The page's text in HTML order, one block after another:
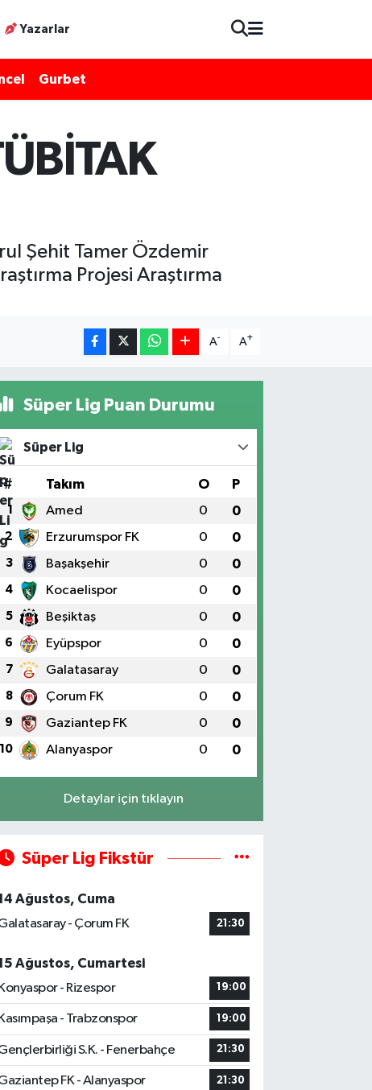
Yazarlar
Gurbet
Şehit Tamer Özdemir
Projesi Araştırma
A- A+
Süper Lig Puan Durumu
Süper Lig
# Takım O P
1 Amed 0 0
2 Erzurumspor FK 0 0
3 Başakşehir 0 0
4 Kocaelispor 0 0
5 Beşiktaş 0 0
6 Eyüpspor 0 0
7 Galatasaray 0 0
8 Çorum FK 0 0
9 Gaziantep FK 0 0
10 Alanyaspor 0 0
Detaylar için tıklayın
Süper Lig Fikstür
Ağustos, Cuma
- Çorum FK
21:30
Ağustos, Cumartesi
Konyaspor - Rizespor
19:00
Kasımpaşa - Trabzonspor 19:00
S.K. - Fenerbahçe 21:30
FK - Alanyaspor 21:30